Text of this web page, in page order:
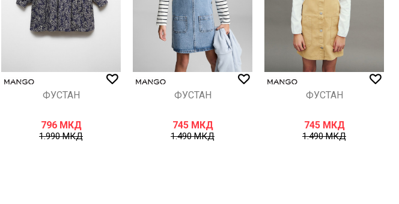
ФУСТАН
796 МКД
1.990МКД
ФУСТАН
745 МКД
1.490МКД
ФУСТАН
745 МКД
1.490МКД